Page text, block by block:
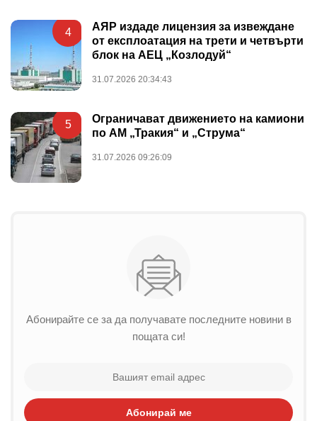
4
АЯР издаде лицензия за извеждане
от експлоатация на трети и четвърти
блок на АЕЦ „Козлодуй“
31.07.2026 20:34:43
5
Ограничават движението на камиони
по АМ „Тракия“ и „Струма“
31.07.2026 09:26:09
Абонирайте се за да получавате последните новини в
пощата си!
Абонирай ме